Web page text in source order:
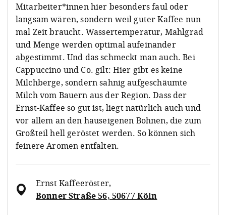
Mitarbeiter*innen hier besonders faul oder
langsam wären, sondern weil guter Kaffee nun
mal Zeit braucht. Wassertemperatur, Mahlgrad
und Menge werden optimal aufeinander
abgestimmt. Und das schmeckt man auch. Bei
Cappuccino und Co. gilt: Hier gibt es keine
Milchberge, sondern sahnig aufgeschäumte
Milch vom Bauern aus der Region. Dass der
Ernst-Kaffee so gut ist, liegt natürlich auch und
vor allem an den hauseigenen Bohnen, die zum
Großteil hell geröstet werden. So können sich
feinere Aromen entfalten.
Ernst Kaffeeröster,
Bonner Straße 56, 50677 Köln